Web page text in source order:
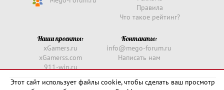
Правила
Что такое рейтинг?
Наши проекты:
xGamers.ru
xGamerss.com
911-win.ru
Контакты:
info@mego-forum.ru
Написать нам
Этот сайт использует файлы cookie, чтобы сделать ваш просмотр